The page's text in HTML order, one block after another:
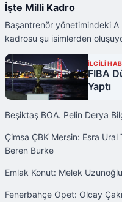
İşte Milli Kadro
Başantrenör yönetimindeki A
kadrosu şu isimlerden
İLGİLİ
FIBA
Yaptı
Beşiktaş BOA. Pelin Derya
Çimsa ÇBK Mersin: Esra
Beren Burke
Emlak Konut: Melek
Fenerbahçe Opet: Olcay